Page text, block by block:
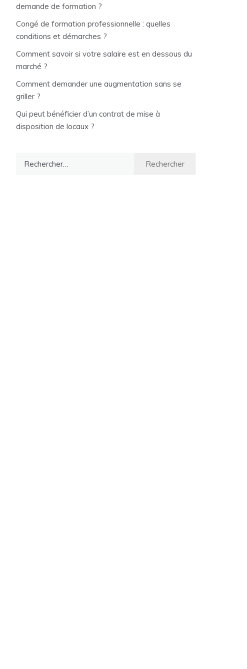
demande de formation ?
Congé de formation professionnelle : quelles
conditions et démarches ?
Comment savoir si votre salaire est en dessous du
marché ?
Comment demander une augmentation sans se
griller ?
Qui peut bénéficier d’un contrat de mise à
disposition de locaux ?